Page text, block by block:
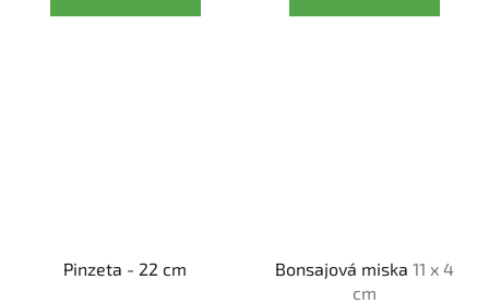
Pinzeta - 22 cm Bonsajová miska 11 x 4
cm